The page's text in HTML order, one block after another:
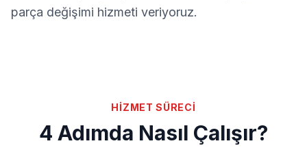
parça değişimi hizmeti veriyoruz.
HİZMET SÜRECİ
4 Adımda Nasıl Çalışır?